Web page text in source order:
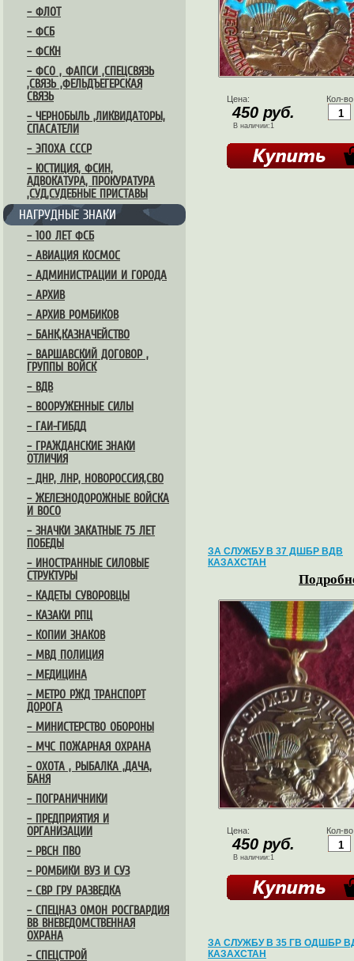
– ФЛОТ
– ФСБ
– ФСКН
– ФСО , ФАПСИ ,СПЕЦСВЯЗЬ
,СВЯЗЬ ,ФЕЛЬДЪЕГЕРСКАЯ
СВЯЗЬ
– ЧЕРНОБЫЛЬ ,ЛИКВИДАТОРЫ,
СПАСАТЕЛИ
– ЭПОХА СССР
– ЮСТИЦИЯ, ФСИН,
АДВОКАТУРА, ПРОКУРАТУРА
,СУД,СУДЕБНЫЕ ПРИСТАВЫ
НАГРУДНЫЕ ЗНАКИ
– 100 ЛЕТ ФСБ
– АВИАЦИЯ КОСМОС
– АДМИНИСТРАЦИИ И ГОРОДА
– АРХИВ
– АРХИВ РОМБИКОВ
– БАНК,КАЗНАЧЕЙСТВО
– ВАРШАВСКИЙ ДОГОВОР ,
ГРУППЫ ВОЙСК
– ВДВ
– ВООРУЖЕННЫЕ СИЛЫ
– ГАИ-ГИБДД
– ГРАЖДАНСКИЕ ЗНАКИ
ОТЛИЧИЯ
– ДНР, ЛНР, НОВОРОССИЯ,СВО
– ЖЕЛЕЗНОДОРОЖНЫЕ ВОЙСКА
И ВОСО
– ЗНАЧКИ ЗАКАТНЫЕ 75 ЛЕТ
ПОБЕДЫ
– ИНОСТРАННЫЕ СИЛОВЫЕ
СТРУКТУРЫ
– КАДЕТЫ СУВОРОВЦЫ
– КАЗАКИ РПЦ
– КОПИИ ЗНАКОВ
– МВД ПОЛИЦИЯ
– МЕДИЦИНА
– МЕТРО РЖД ТРАНСПОРТ
ДОРОГА
– МИНИСТЕРСТВО ОБОРОНЫ
– МЧС ПОЖАРНАЯ ОХРАНА
– ОХОТА , РЫБАЛКА ,ДАЧА,
БАНЯ
– ПОГРАНИЧНИКИ
– ПРЕДПРИЯТИЯ И
ОРГАНИЗАЦИИ
– РВСН ПВО
– РОМБИКИ ВУЗ И СУЗ
– СВР ГРУ РАЗВЕДКА
– СПЕЦНАЗ ОМОН РОСГВАРДИЯ
ВВ ВНЕВЕДОМСТВЕННАЯ
ОХРАНА
– СПЕЦСТРОЙ
Цена:
450 руб.
В наличии:1
Кол-
ЗА СЛУЖБУ В 37 ДШБР ВДВ
КАЗАХСТАН
Цена:
450 руб.
В наличии:1
Кол-
ЗА СЛУЖБУ В 35 ГВ ОДШБР
КАЗАХСТАН